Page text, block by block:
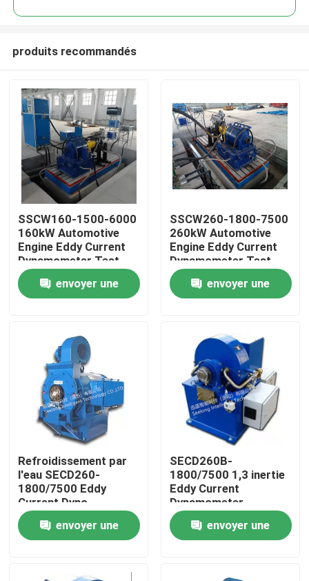
À la maison
Produits
À propos de nous
Contrôle qualité
Contactez-nous
Nouvelles
Les affaires
Dynamomètre de couple
Dynamomètre à grande vitesse
produits recommandés
SSCW160-1500-6000
160kW Automotive
Engine Eddy Current
Dynamometer Test
Bench
envoyer une
SSCW260-1800-7500
260kW Automotive
Engine Eddy Current
Dynamometer Test
Bench
envoyer une
Refroidissement par
l'eau SECD260-
1800/7500 Eddy
Current Dyno
envoyer une
SECD260B-
1800/7500 1,3 inertie
Eddy Current
Dynamometer
envoyer une